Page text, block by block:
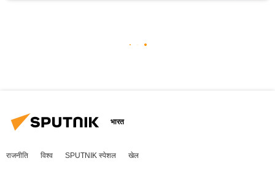
भारत
राजनीति विश्व SPUTNIK स्पेशल खेल